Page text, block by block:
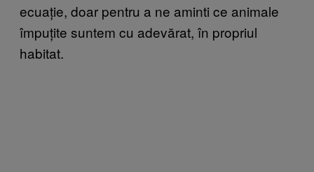
ecuație, doar pentru a ne aminti ce animale
împuțite suntem cu adevărat, în propriul
habitat.